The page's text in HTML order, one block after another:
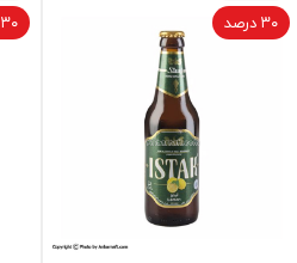
۳۰ درصد
۳۰ درصد